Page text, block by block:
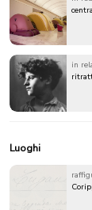
in
Luoghi